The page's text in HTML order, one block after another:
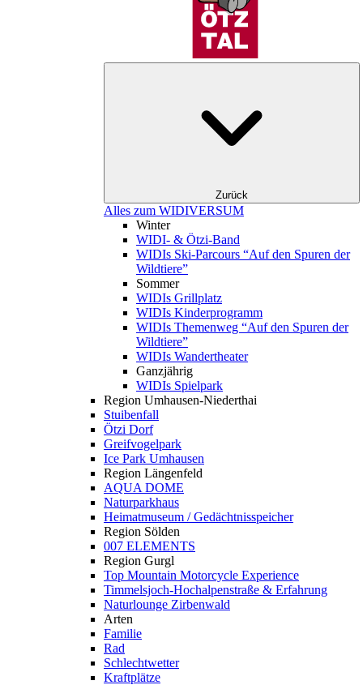
Zurück
Alles zum WIDIVERSUM
Winter
WIDI- & Ötzi-Band
WIDIs Ski-Parcours “Auf den Spuren der
Wildtiere”
Sommer
WIDIs Grillplatz
WIDIs Kinderprogramm
WIDIs Themenweg “Auf den Spuren der
Wildtiere”
WIDIs Wandertheater
Ganzjährig
WIDIs Spielpark
Region Umhausen-Niederthai
Stuibenfall
Ötzi Dorf
Greifvogelpark
Ice Park Umhausen
Region Längenfeld
AQUA DOME
Naturparkhaus
Heimatmuseum / Gedächtnisspeicher
Region Sölden
007 ELEMENTS
Region Gurgl
Top Mountain Motorcycle Experience
Timmelsjoch-Hochalpenstraße & Erfahrung
Naturlounge Zirbenwald
Arten
Familie
Rad
Schlechtwetter
Kraftplätze